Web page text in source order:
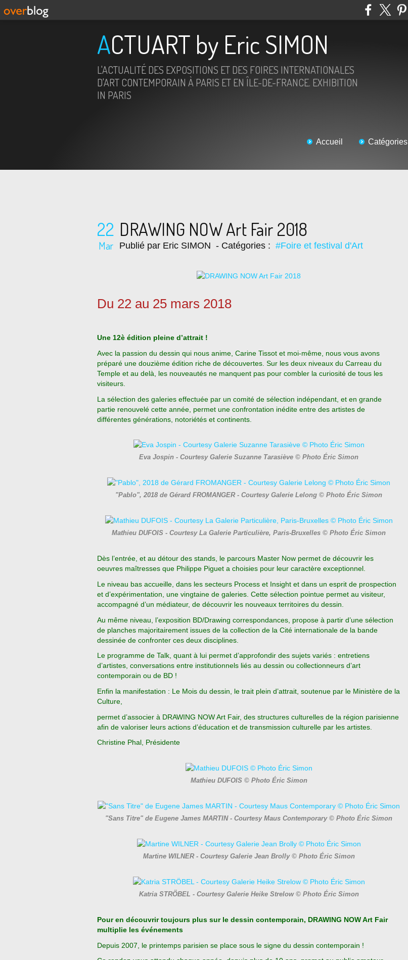
ACTUART by Eric SIMON
L'ACTUALITÉ DES EXPOSITIONS ET DES FOIRES INTERNATIONALES
D'ART CONTEMPORAIN À PARIS ET EN ÎLE-DE-FRANCE. EXHIBITION
IN PARIS
Accueil Catégories
22
Mar
DRAWING NOW Art Fair 2018
Publié par Eric SIMON - Catégories : #Foire et festival d'Art
Du 22 au 25 mars 2018
Une 12è édition pleine d’attrait !
Avec la passion du dessin qui nous anime, Carine Tissot et moi-même, nous vous avons
préparé une douzième édition riche de découvertes. Sur les deux niveaux du Carreau du
Temple et au delà, les nouveautés ne manquent pas pour combler la curiosité de tous les
visiteurs.
La sélection des galeries effectuée par un comité de sélection indépendant, et en grande
partie renouvelé cette année, permet une confrontation inédite entre des artistes de
différentes générations, notoriétés et continents.
Eva Jospin - Courtesy Galerie Suzanne Tarasiève © Photo Éric Simon
"Pablo", 2018 de Gérard FROMANGER - Courtesy Galerie Lelong © Photo Éric Simon
Mathieu DUFOIS - Courtesy La Galerie Particulière, Paris-Bruxelles © Photo Éric Simon
Dès l’entrée, et au détour des stands, le parcours Master Now permet de découvrir les
oeuvres maîtresses que Philippe Piguet a choisies pour leur caractère exceptionnel.
Le niveau bas accueille, dans les secteurs Process et Insight et dans un esprit de prospection
et d’expérimentation, une vingtaine de galeries. Cette sélection pointue permet au visiteur,
accompagné d’un médiateur, de découvrir les nouveaux territoires du dessin.
Au même niveau, l’exposition BD/Drawing correspondances, propose à partir d’une sélection
de planches majoritairement issues de la collection de la Cité internationale de la bande
dessinée de confronter ces deux disciplines.
Le programme de Talk, quant à lui permet d’approfondir des sujets variés : entretiens
d’artistes, conversations entre institutionnels liés au dessin ou collectionneurs d’art
contemporain ou de BD !
Enfin la manifestation : Le Mois du dessin, le trait plein d’attrait, soutenue par le Ministère de la
Culture,
permet d’associer à DRAWING NOW Art Fair, des structures culturelles de la région parisienne
afin de valoriser leurs actions d’éducation et de transmission culturelle par les artistes.
Christine Phal, Présidente
Mathieu DUFOIS © Photo Éric Simon
"Sans Titre" de Eugene James MARTIN - Courtesy Maus Contemporary © Photo Éric Simon
Martine WILNER - Courtesy Galerie Jean Brolly © Photo Éric Simon
Katria STRÖBEL - Courtesy Galerie Heike Strelow © Photo Éric Simon
Pour en découvrir toujours plus sur le dessin contemporain, DRAWING NOW Art Fair
multiplie les événements
Depuis 2007, le printemps parisien se place sous le signe du dessin contemporain !